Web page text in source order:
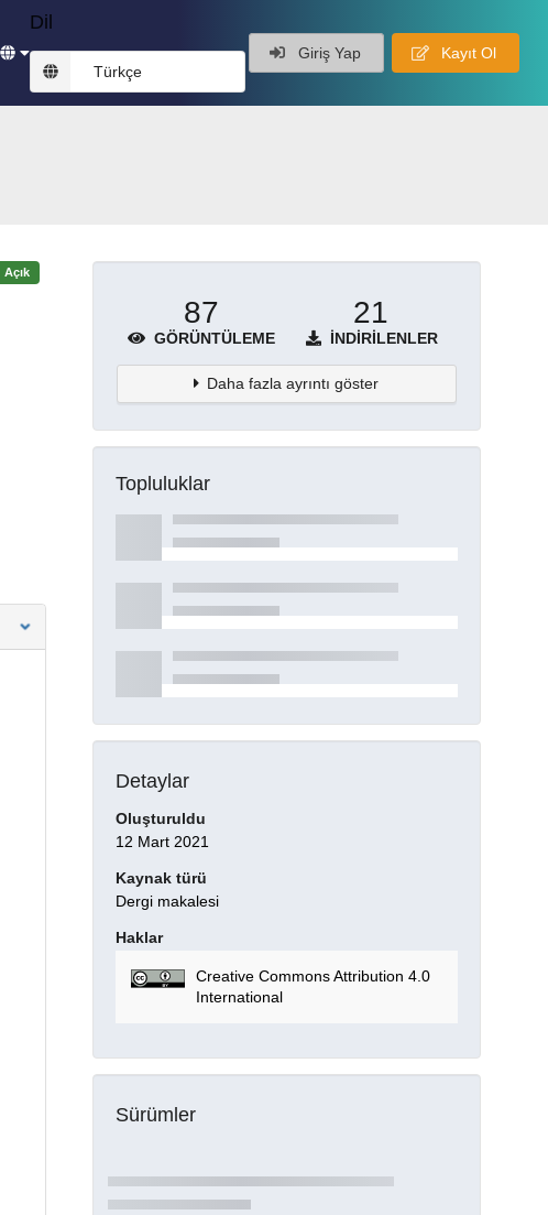
Dil
Türkçe
Giriş Yap Kayıt Ol
Açık
87
GÖRÜNTÜLEME
21
İNDIRILENLER
Daha fazla ayrıntı göster
Topluluklar
Detaylar
Oluşturuldu
12 Mart 2021
Kaynak türü
Dergi makalesi
Haklar
Creative Commons Attribution 4.0
International
Sürümler